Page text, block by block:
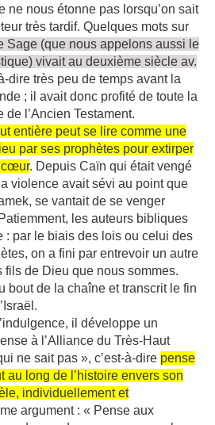
ne nous étonne pas lorsqu’on sait
très tardif. Quelques mots sur
Sage (que nous appelons aussi le
vivait au deuxième siècle av.
dire très peu de temps avant la
; il avait donc profité de toute la
l’Ancien Testament.
entière peut se lire comme une
par ses prophètes pour extirper
cœur. Depuis Caïn qui était vengé
violence avait sévi au point que
se vantait de se venger
les auteurs bibliques
: par le biais des lois ou celui des
on a fini par entrevoir un autre
de Dieu que nous sommes.
bout de la chaîne et transcrit le fin
il développe un
à l’Alliance du Très-Haut
ne sait pas », c’est-à-dire pense
au long de l’histoire envers son
individuellement et
argument : « Pense aux